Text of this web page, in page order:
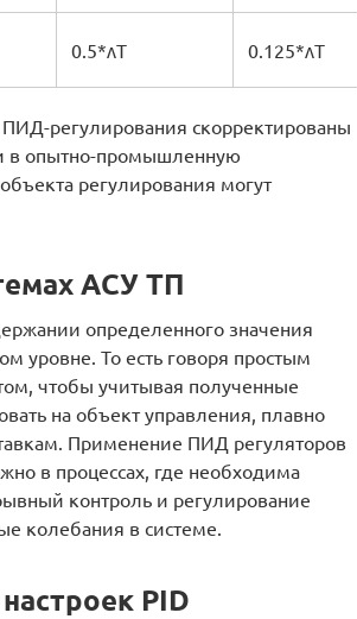
0.5*ʌТ 0.125*ʌТ
регулирования скорректированы
в опытно-промышленную
регулирования могут
АСУ ТП
определенного значения
уровне. То есть говоря простым
чтобы учитывая полученные
на объект управления, плавно
Применение ПИД регуляторов
в процессах, где необходима
контроль и регулирование
колебания в системе.
PID